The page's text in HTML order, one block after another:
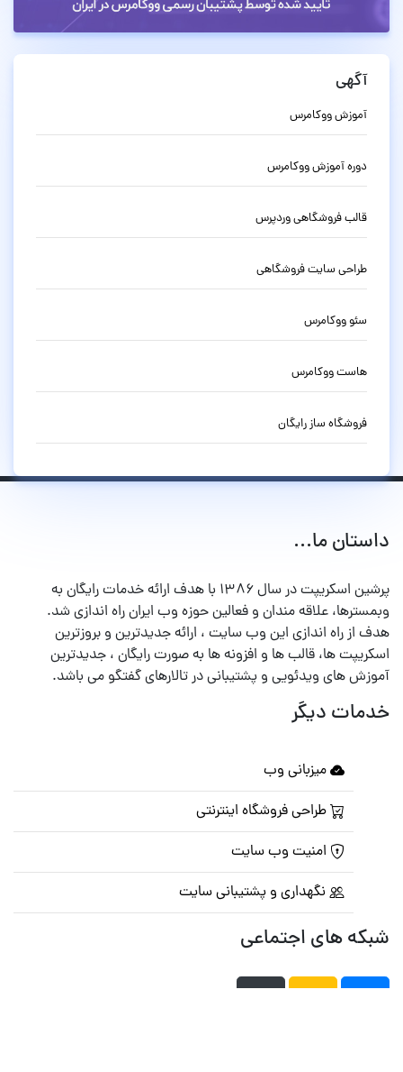
آگهی
آموزش ووکامرس
دوره آموزش ووکامرس
قالب فروشگاهی وردپرس
طراحی سایت فروشگاهی
سئو ووکامرس
هاست ووکامرس
فروشگاه ساز رایگان
داستان ما...
پرشین اسکریپت در سال ۱۳۸۶ با هدف ارائه خدمات رایگان به
وبمسترها، علاقه مندان و فعالین حوزه وب ایران راه اندازی شد.
هدف از راه اندازی این وب سایت ، ارائه جدیدترین و بروزترین
اسکریپت ها، قالب ها و افزونه ها به صورت رایگان ، جدیدترین
آموزش های ویدئویی و پشتیبانی در تالارهای گفتگو می باشد.
خدمات دیگر
میزبانی وب
طراحی فروشگاه اینترنتی
امنیت وب سایت
نگهداری و پشتیبانی سایت
شبکه های اجتماعی